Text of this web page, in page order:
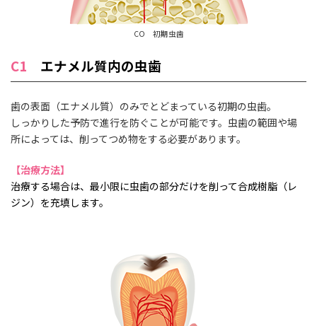
CO 初期虫歯
C1 エナメル質内の虫歯
歯の表面（エナメル質）のみでとどまっている初期の虫歯。
しっかりした予防で進行を防ぐことが可能です。虫歯の範囲や場
所によっては、削ってつめ物をする必要があります。
【治療方法】
治療する場合は、最小限に虫歯の部分だけを削って合成樹脂（レ
ジン）を充填します。